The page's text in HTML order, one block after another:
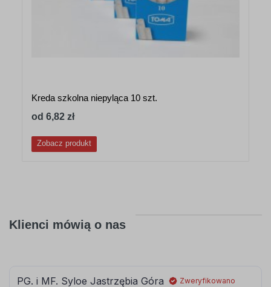
Kreda szkolna niepyląca 10 szt.
od 6,82 zł
Zobacz produkt
Klienci mówią o nas